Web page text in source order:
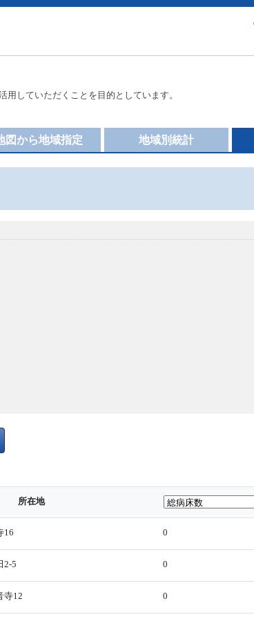
していただくことを目的としています。
地域別統計
図から地域指定
所在地
16 0
2-5 0
寺12 0